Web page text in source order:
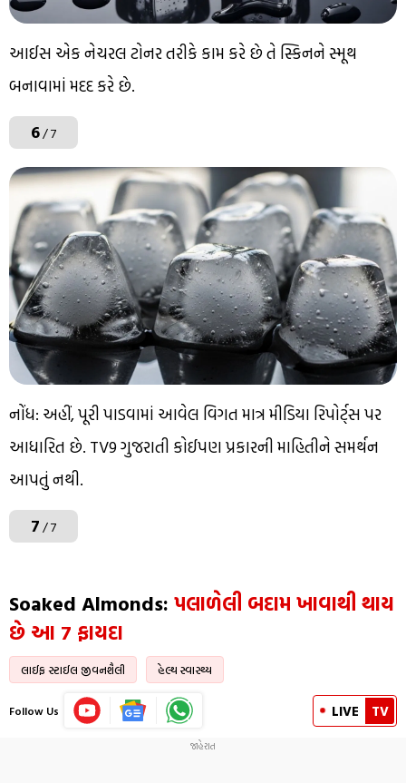
આઈસ એક નેચરલ ટોનર તરીકે કામ કરે છે તે સ્કિનને સ્મૂથ
બનાવામાં મદદ કરે છે.
6/ 7
નોંધ: અહીં, પૂરી પાડવામાં આવેલ વિગત માત્ર મીડિયા રિપોર્ટ્સ પર
આધારિત છે. TV9 ગુજરાતી કોઈપણ પ્રકારની માહિતીને સમર્થન
આપતું નથી.
7/ 7
Soaked Almonds: પલાળેલી બદામ ખાવાથી થાય
છે આ 7 ફાયદા
લાઈફ સ્ટાઈલ જીવનશૈલી હેલ્થ સ્વાસ્થ્ય
Follow Us LIVE TV